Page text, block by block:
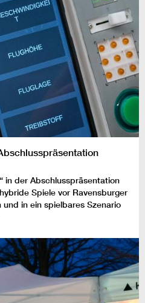
in der Abschlusspräsentation
Spiele vor Ravensburger
in ein spielbares Szenario